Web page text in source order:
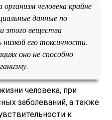
организм человека крайне
данные по
этого вещества
его токсичности.
оно не способно
человека, при
заболеваний, а также
к